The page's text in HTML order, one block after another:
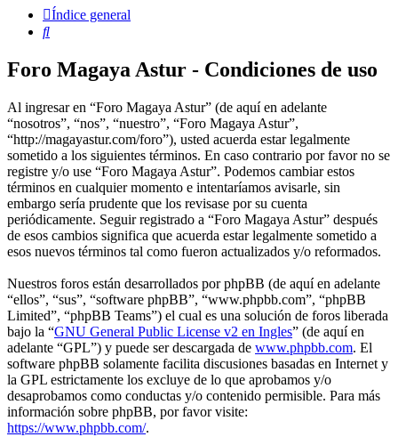
Índice general
Buscar
Foro Magaya Astur - Condiciones de uso
Al ingresar en “Foro Magaya Astur” (de aquí en adelante
“nosotros”, “nos”, “nuestro”, “Foro Magaya Astur”,
“http://magayastur.com/foro”), usted acuerda estar legalmente
sometido a los siguientes términos. En caso contrario por favor no se
registre y/o use “Foro Magaya Astur”. Podemos cambiar estos
términos en cualquier momento e intentaríamos avisarle, sin
embargo sería prudente que los revisase por su cuenta
periódicamente. Seguir registrado a “Foro Magaya Astur” después
de esos cambios significa que acuerda estar legalmente sometido a
esos nuevos términos tal como fueron actualizados y/o reformados.
Nuestros foros están desarrollados por phpBB (de aquí en adelante
“ellos”, “sus”, “software phpBB”, “www.phpbb.com”, “phpBB
Limited”, “phpBB Teams”) el cual es una solución de foros liberada
bajo la “GNU General Public License v2 en Ingles” (de aquí en
adelante “GPL”) y puede ser descargada de www.phpbb.com. El
software phpBB solamente facilita discusiones basadas en Internet y
la GPL estrictamente los excluye de lo que aprobamos y/o
desaprobamos como conductas y/o contenido permisible. Para más
información sobre phpBB, por favor visite:
https://www.phpbb.com/.